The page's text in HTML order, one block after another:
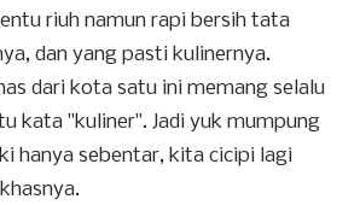
riuh namun rapi bersih tata
dan yang pasti kulinernya.
dari kota satu ini memang selalu
kata "kuliner". Jadi yuk mumpung
hanya sebentar, kita cicipi lagi